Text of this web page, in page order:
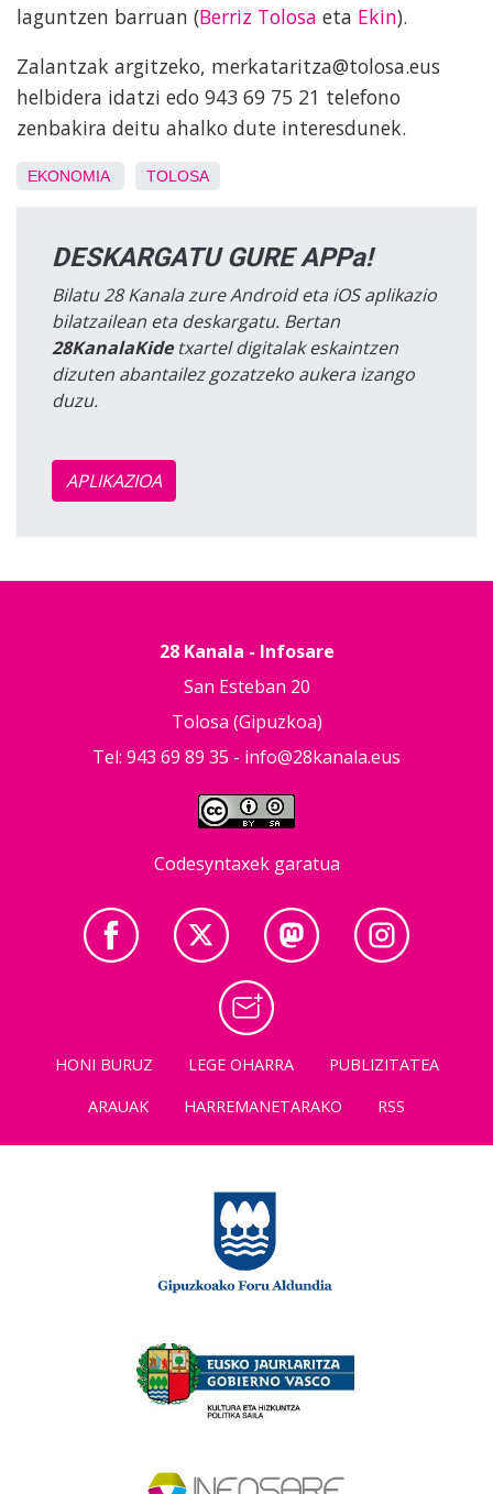
laguntzen barruan (Berriz Tolosa eta Ekin).
Zalantzak argitzeko, merkataritza@tolosa.eus
helbidera idatzi edo 943 69 75 21 telefono
zenbakira deitu ahalko dute interesdunek.
EKONOMIA TOLOSA
DESKARGATU GURE APPa!
Bilatu 28 Kanala zure Android eta iOS aplikazio
bilatzailean eta deskargatu. Bertan
28KanalaKidetxartel digitalak eskaintzen
dizuten abantailez gozatzeko aukera izango
duzu.
APLIKAZIOA
28 Kanala - Infosare
San Esteban 20
Tolosa (Gipuzkoa)
Tel: 943 69 89 35 - info@28kanala.eus
Codesyntaxek garatua
HONI BURUZ LEGE OHARRA
PUBLIZITATEA
ARAUAK
HARREMANETARAKO RSS